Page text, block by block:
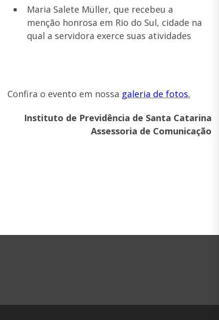
Maria Salete Müller, que recebeu a
menção honrosa em Rio do Sul, cidade na
qual a servidora exerce suas atividades
Confira o evento em nossa galeria de fotos.
Instituto de Previdência de Santa Catarina
Assessoria de Comunicação